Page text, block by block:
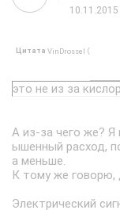
Цитата VinDrossel (
это не из за
А из-за чего же? Я
ышенный расход,
а меньше.
К тому же говорю,
Электрический